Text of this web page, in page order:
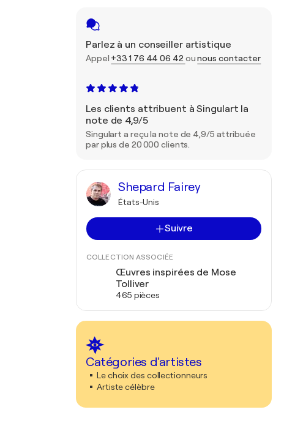
Parlez à un conseiller artistique
Appel +33 1 76 44 06 42 ounous contacter
Les clients attribuent à Singulart la
note de 4,9/5
Singulart a reçu la note de 4,9/5 attribuée
par plus de 20 000 clients.
Shepard Fairey
États-Unis
Suivre
COLLECTION ASSOCIÉE
Œuvres inspirées de Mose
Tolliver
465 pièces
Catégories d'artistes
Le choix des collectionneurs
Artiste célèbre